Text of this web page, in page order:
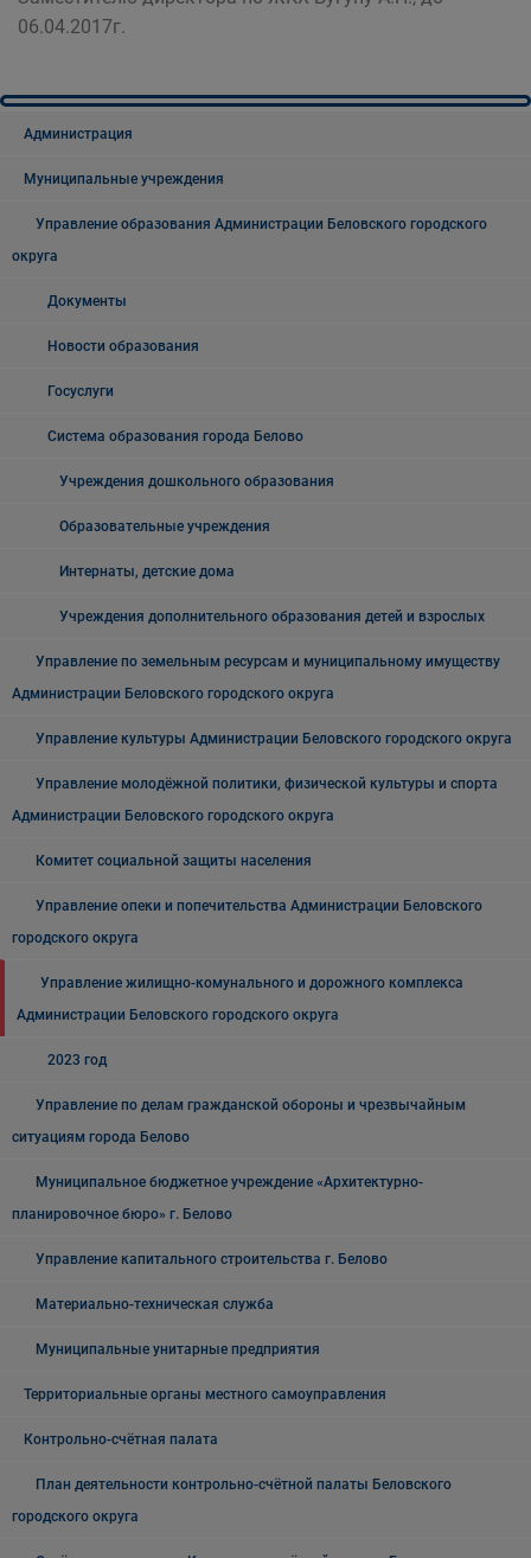
06.04.2017г.
Администрация
Муниципальные учреждения
Управление образования Администрации Беловского городского
округа
Документы
Новости образования
Госуслуги
Система образования города Белово
Учреждения дошкольного образования
Образовательные учреждения
Интернаты, детские дома
Учреждения дополнительного образования детей и взрослых
Управление по земельным ресурсам и муниципальному имуществу
Администрации Беловского городского округа
Управление культуры Администрации Беловского городского округа
Управление молодёжной политики, физической культуры и спорта
Администрации Беловского городского округа
Комитет социальной защиты населения
Управление опеки и попечительства Администрации Беловского
городского округа
Управление жилищно-комунального и дорожного комплекса
Администрации Беловского городского округа
2023 год
Управление по делам гражданской обороны и чрезвычайным
ситуациям города Белово
Муниципальное бюджетное учреждение «Архитектурно-
планировочное бюро» г. Белово
Управление капитального строительства г. Белово
Материально-техническая служба
Муниципальные унитарные предприятия
Территориальные органы местного самоуправления
Контрольно-счётная палата
План деятельности контрольно-счётной палаты Беловского
городского округа